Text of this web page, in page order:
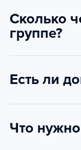
Сколько
группе?
Есть ли
Что